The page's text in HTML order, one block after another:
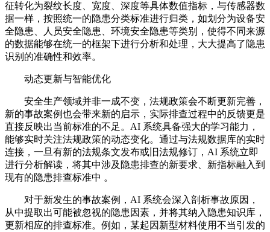
征转化为裂纹长度、宽度、深度等具体数值指标，与传感器数
据一样，按照统一的隐患分类标准进行归类，如划分为设备安
全隐患、人员安全隐患、环境安全隐患等类别，使得不同来源
的数据能够在统一的框架下进行分析和处理，大大提高了隐患
识别的准确性和效率。
动态更新与智能优化
安全生产领域并非一成不变，法规政策会不断更新完善，
新的事故案例也会带来新的启示，实际排查过程中的反馈更是
直接反映出当前标准的不足。AI 系统具备强大的学习能力，
能够实时关注法规政策的动态变化。通过与法规数据库的实时
连接，一旦有新的法规条文发布或旧法规修订，AI 系统立即
进行分析解读，将其中涉及隐患排查的新要求、新指标融入到
现有的隐患排查标准中 。
对于新发生的事故案例，AI 系统会深入剖析事故原因，
从中提取出可能被忽视的隐患因素，并将其纳入隐患知识库，
更新相应的排查标准。例如，某起因新型材料使用不当引发的